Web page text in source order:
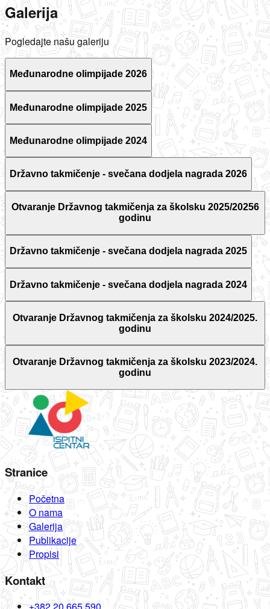
Galerija
Pogledajte našu galeriju
Međunarodne olimpijade 2026
Međunarodne olimpijade 2025
Međunarodne olimpijade 2024
Državno takmičenje - svečana dodjela nagrada 2026
Otvaranje Državnog takmičenja za školsku 2025/20256
godinu
Državno takmičenje - svečana dodjela nagrada 2025
Državno takmičenje - svečana dodjela nagrada 2024
Otvaranje Državnog takmičenja za školsku 2024/2025.
godinu
Otvaranje Državnog takmičenja za školsku 2023/2024.
godinu
Stranice
Početna
O nama
Galerija
Publikacije
Propisi
Kontakt